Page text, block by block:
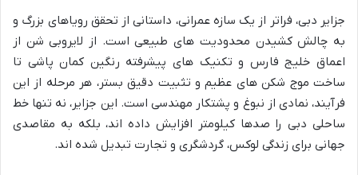
جزایر دبی، فراتر از یک سازه عمرانی، داستانی از تحقق رویاهای بزرگ و
به چالش کشیدن محدودیت های طبیعی است. از لایروبی شن از
اعماق خلیج فارس و تکنیک های پیشرفته رنگین کمان پاشی تا
ساخت موج شکن های عظیم و تثبیت دقیق بستر، هر مرحله از این
فرآیند، نمادی از نبوغ و پشتکار مهندسی است. این جزایر، نه تنها خط
ساحلی دبی را صدها کیلومتر افزایش داده اند، بلکه به مقاصدی
جهانی برای زندگی لوکس، گردشگری و تجارت تبدیل شده اند.